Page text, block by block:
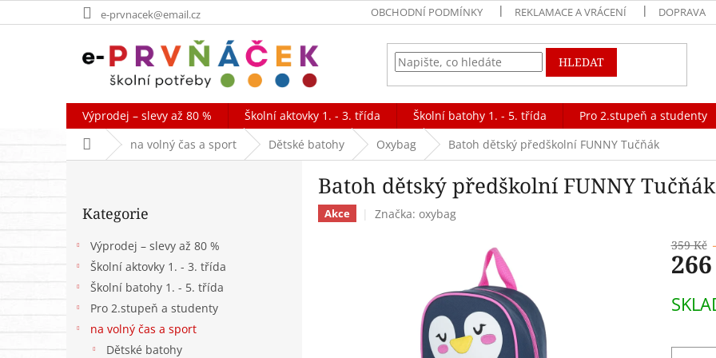
na
e-prvnacek@email.cz OBCHODNÍ PODMÍNKY REKLAMACE A VRÁCENÍ DOPRAVA
HLEDAT
Výprodej – slevy až 80 % Školní aktovky 1. - 3. třída Školní batohy 1. - 5. třída Pro 2.stupeň a studenty
Domů na volný čas a sport Dětské batohy Oxybag Batoh dětský předškolní FUNNY Tučňák
P
kategorie
Kategorie
Výprodej – slevy až 80 %
Školní aktovky 1. - 3. třída
Školní batohy 1. - 5. třída
Pro 2.stupeň a studenty
na volný čas a sport
Dětské batohy
Batoh dětský předškolní FUNNY Tučňák
Akce Značka: oxybag
359 Kč
cena: